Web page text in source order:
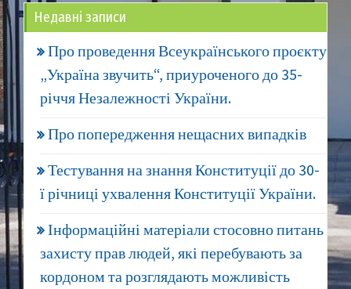
Недавні записи
Про проведення Всеукраїнського проєкту
„Україна звучить“, приуроченого до 35-
річчя Незалежності України.
Про попередження нещасних випадків
Тестування на знання Конституції до 30-
ї річниці ухвалення Конституції України.
Інформаційні матеріали стосовно питань
захисту прав людей, які перебувають за
кордоном та розглядають можливість